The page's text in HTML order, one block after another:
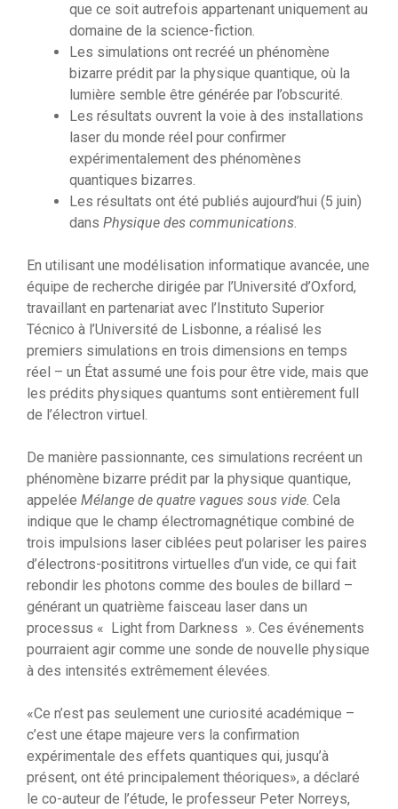
que ce soit autrefois appartenant uniquement au
domaine de la science-fiction.
Les simulations ont recréé un phénomène
bizarre prédit par la physique quantique, où la
lumière semble être générée par l’obscurité.
Les résultats ouvrent la voie à des installations
laser du monde réel pour confirmer
expérimentalement des phénomènes
quantiques bizarres.
Les résultats ont été publiés aujourd’hui (5 juin)
dans Physique des communications.
En utilisant une modélisation informatique avancée, une
équipe de recherche dirigée par l’Université d’Oxford,
travaillant en partenariat avec l’Instituto Superior
Técnico à l’Université de Lisbonne, a réalisé les
premiers simulations en trois dimensions en temps
réel – un État assumé une fois pour être vide, mais que
les prédits physiques quantums sont entièrement full
de l’électron virtuel.
De manière passionnante, ces simulations recréent un
phénomène bizarre prédit par la physique quantique,
appelée Mélange de quatre vagues sous vide. Cela
indique que le champ électromagnétique combiné de
trois impulsions laser ciblées peut polariser les paires
d’électrons-posititrons virtuelles d’un vide, ce qui fait
rebondir les photons comme des boules de billard –
générant un quatrième faisceau laser dans un
processus « Light from Darkness ». Ces événements
pourraient agir comme une sonde de nouvelle physique
à des intensités extrêmement élevées.
«Ce n’est pas seulement une curiosité académique –
c’est une étape majeure vers la confirmation
expérimentale des effets quantiques qui, jusqu’à
présent, ont été principalement théoriques», a déclaré
le co-auteur de l’étude, le professeur Peter Norreys,